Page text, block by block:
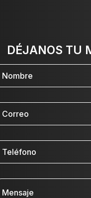
DÉJANOS TU